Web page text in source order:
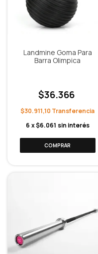
Landmine Goma Para
Barra Olimpica
$36.366
$30.911,10
6 x$6.061 sin interés